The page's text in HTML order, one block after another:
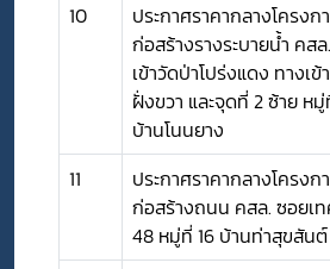
10
ประกาศราคากลางโครงก
ก่อสร้างรางระบายน้ำ คส
เข้าวัดป่าโปร่งแดง ทางเข้
ฝั่งขวา และจุดที่ 2 ซ้าย หมู่
บ้านโนนยาง
11
ประกาศราคากลางโครงก
ก่อสร้างถนน คสล. ซอยเ
48 หมู่ที่ 16 บ้านท่าสุขสันต์